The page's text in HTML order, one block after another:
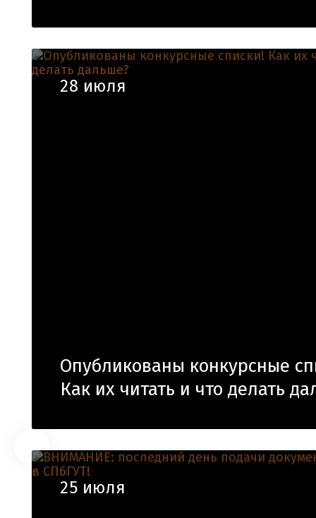
28 июля
Опубликованы конкурсные
Как их читать и что делать
25 июля